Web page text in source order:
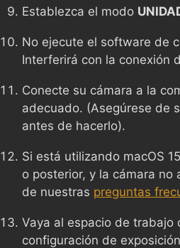
Establezca el modo
No ejecute el software de
Interferirá con la conexión
Conecte su cámara a la
adecuado. (Asegúrese de
antes de hacerlo).
Si está utilizando macOS
o posterior, y la cámara no
de nuestras preguntas
Vaya al espacio de trabajo
configuración de